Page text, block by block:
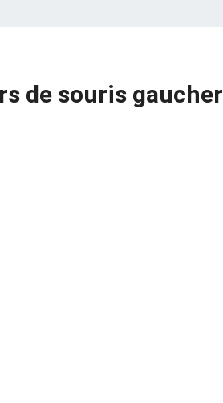
de souris gaucher